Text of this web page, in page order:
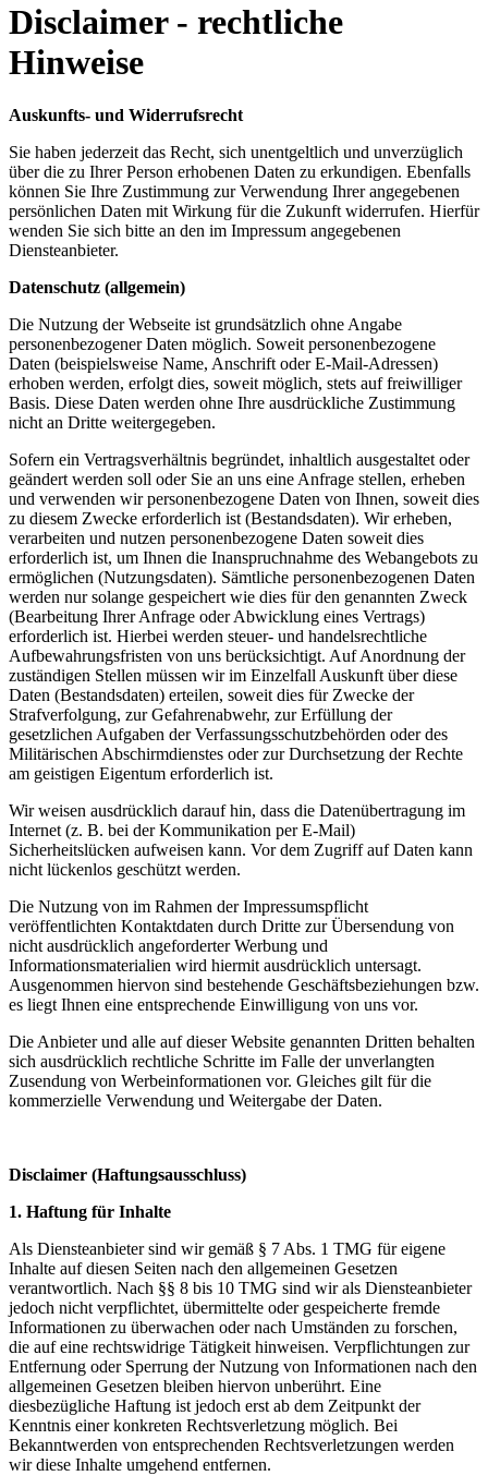
Disclaimer - rechtliche
Hinweise
Auskunfts- und Widerrufsrecht
Sie haben jederzeit das Recht, sich unentgeltlich und unverzüglich
über die zu Ihrer Person erhobenen Daten zu erkundigen. Ebenfalls
können Sie Ihre Zustimmung zur Verwendung Ihrer angegebenen
persönlichen Daten mit Wirkung für die Zukunft widerrufen. Hierfür
wenden Sie sich bitte an den im Impressum angegebenen
Diensteanbieter.
Datenschutz (allgemein)
Die Nutzung der Webseite ist grundsätzlich ohne Angabe
personenbezogener Daten möglich. Soweit personenbezogene
Daten (beispielsweise Name, Anschrift oder E-Mail-Adressen)
erhoben werden, erfolgt dies, soweit möglich, stets auf freiwilliger
Basis. Diese Daten werden ohne Ihre ausdrückliche Zustimmung
nicht an Dritte weitergegeben.
Sofern ein Vertragsverhältnis begründet, inhaltlich ausgestaltet oder
geändert werden soll oder Sie an uns eine Anfrage stellen, erheben
und verwenden wir personenbezogene Daten von Ihnen, soweit dies
zu diesem Zwecke erforderlich ist (Bestandsdaten). Wir erheben,
verarbeiten und nutzen personenbezogene Daten soweit dies
erforderlich ist, um Ihnen die Inanspruchnahme des Webangebots zu
ermöglichen (Nutzungsdaten). Sämtliche personenbezogenen Daten
werden nur solange gespeichert wie dies für den genannten Zweck
(Bearbeitung Ihrer Anfrage oder Abwicklung eines Vertrags)
erforderlich ist. Hierbei werden steuer- und handelsrechtliche
Aufbewahrungsfristen von uns berücksichtigt. Auf Anordnung der
zuständigen Stellen müssen wir im Einzelfall Auskunft über diese
Daten (Bestandsdaten) erteilen, soweit dies für Zwecke der
Strafverfolgung, zur Gefahrenabwehr, zur Erfüllung der
gesetzlichen Aufgaben der Verfassungsschutzbehörden oder des
Militärischen Abschirmdienstes oder zur Durchsetzung der Rechte
am geistigen Eigentum erforderlich ist.
Wir weisen ausdrücklich darauf hin, dass die Datenübertragung im
Internet (z. B. bei der Kommunikation per E-Mail)
Sicherheitslücken aufweisen kann. Vor dem Zugriff auf Daten kann
nicht lückenlos geschützt werden.
Die Nutzung von im Rahmen der Impressumspflicht
veröffentlichten Kontaktdaten durch Dritte zur Übersendung von
nicht ausdrücklich angeforderter Werbung und
Informationsmaterialien wird hiermit ausdrücklich untersagt.
Ausgenommen hiervon sind bestehende Geschäftsbeziehungen bzw.
es liegt Ihnen eine entsprechende Einwilligung von uns vor.
Die Anbieter und alle auf dieser Website genannten Dritten behalten
sich ausdrücklich rechtliche Schritte im Falle der unverlangten
Zusendung von Werbeinformationen vor. Gleiches gilt für die
kommerzielle Verwendung und Weitergabe der Daten.
Disclaimer (Haftungsausschluss)
1. Haftung für Inhalte
Als Diensteanbieter sind wir gemäß § 7 Abs. 1 TMG für eigene
Inhalte auf diesen Seiten nach den allgemeinen Gesetzen
verantwortlich. Nach §§ 8 bis 10 TMG sind wir als Diensteanbieter
jedoch nicht verpflichtet, übermittelte oder gespeicherte fremde
Informationen zu überwachen oder nach Umständen zu forschen,
die auf eine rechtswidrige Tätigkeit hinweisen. Verpflichtungen zur
Entfernung oder Sperrung der Nutzung von Informationen nach den
allgemeinen Gesetzen bleiben hiervon unberührt. Eine
diesbezügliche Haftung ist jedoch erst ab dem Zeitpunkt der
Kenntnis einer konkreten Rechtsverletzung möglich. Bei
Bekanntwerden von entsprechenden Rechtsverletzungen werden
wir diese Inhalte umgehend entfernen.